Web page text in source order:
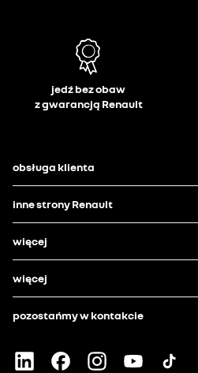
jedź bez obaw
z gwarancją Renault
obsługa klienta
inne strony Renault
więcej
więcej
pozostańmy w kontakcie